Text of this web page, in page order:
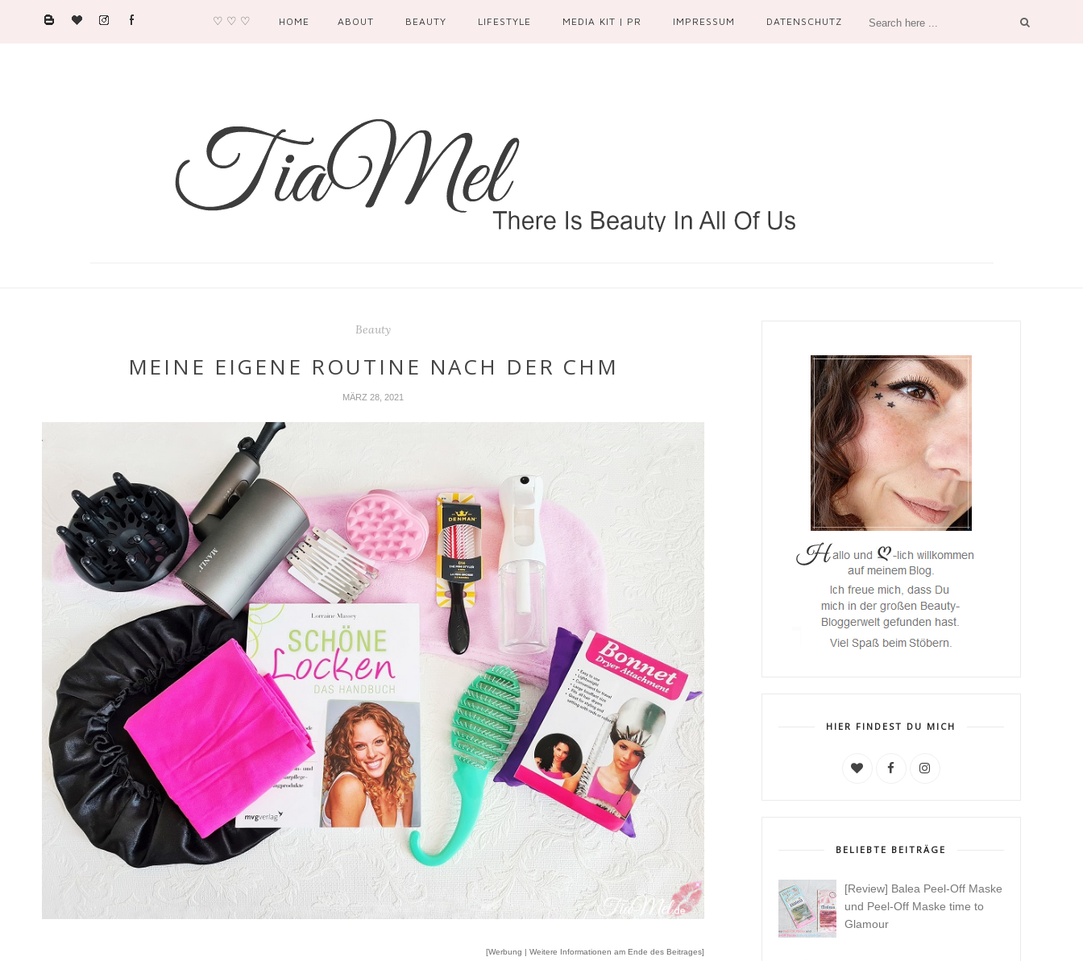
♡ ♡ ♡ HOME ABOUT BEAUTY LIFESTYLE MEDIA KIT | PR IMPRESSUM DATENSCHUTZ
Beauty
MEINE EIGENE ROUTINE NACH DER CHM
MÄRZ 28, 2021
[Werbung | Weitere Informationen am Ende des Beitrages]
HIER FINDEST DU MICH
BELIEBTE BEITRÄGE
[Review] Balea Peel-Off Maske
und Peel-Off Maske time to
Glamour